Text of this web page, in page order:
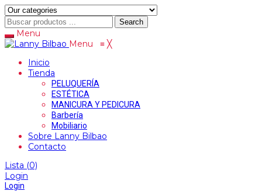
Search
Menu
Menu ≡ ╳
Inicio
Tienda
PELUQUERÍA
ESTÉTICA
MANICURA Y PEDICURA
Barbería
Mobiliario
Sobre Lanny Bilbao
Contacto
Lista (0)
Login
Login